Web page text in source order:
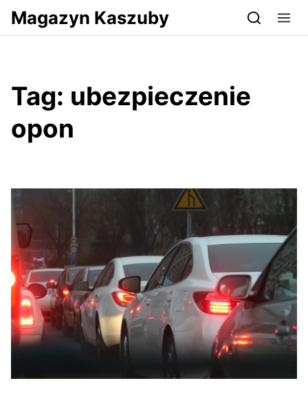
Przejdź do serwisu magazynkaszuby.pl
Magazyn Kaszuby
Tag: ubezpieczenie
opon